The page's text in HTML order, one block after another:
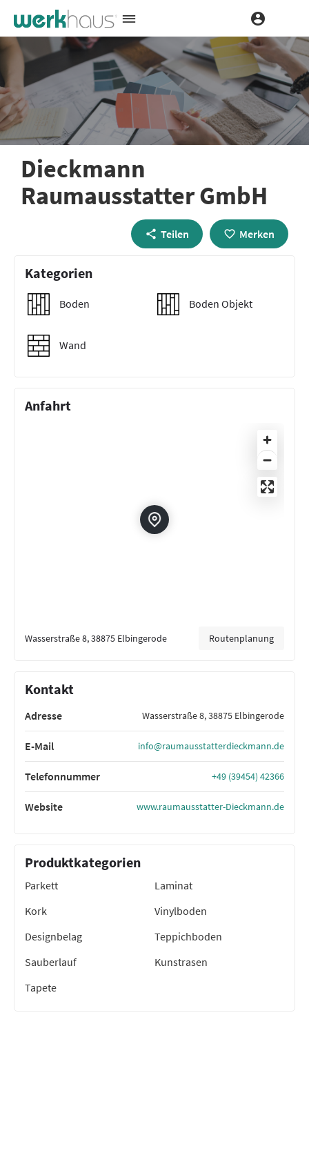
Dieckmann
Raumausstatter GmbH
Teilen Merken
Kategorien
Boden Boden Objekt
Wand
Anfahrt
Wasserstraße 8, 38875 Elbingerode Routenplanung
Kontakt
Adresse Wasserstraße 8, 38875 Elbingerode
E-Mail info@raumausstatterdieckmann.de
Telefonnummer +49 (39454) 42366
Website www.raumausstatter-Dieckmann.de
Produktkategorien
Parkett
Laminat
Kork
Vinylboden
Designbelag
Teppichboden
Sauberlauf
Kunstrasen
Tapete